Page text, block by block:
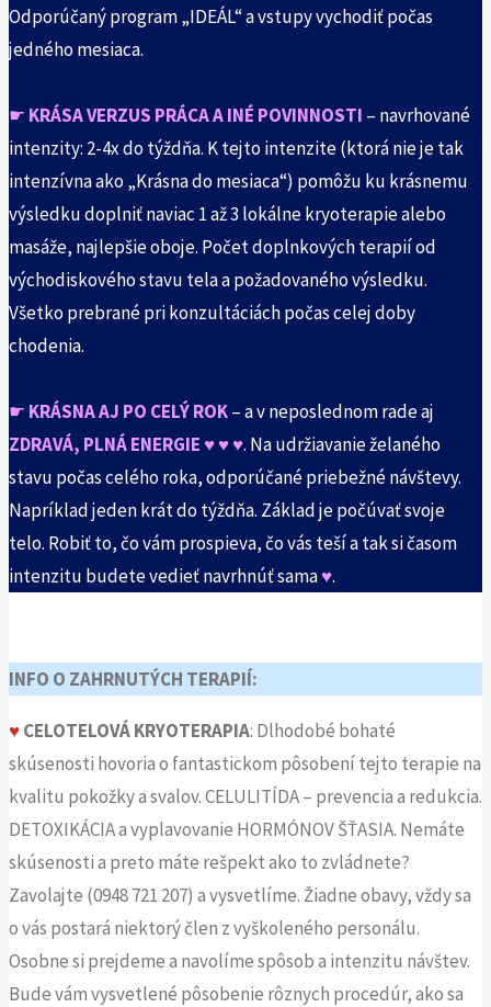
Odporúčaný program „IDEÁL“ a vstupy vychodiť počas
jedného mesiaca.
☛ KRÁSA VERZUS PRÁCA A INÉ POVINNOSTI – navrhované
intenzity: 2-4x do týždňa. K tejto intenzite (ktorá nie je tak
intenzívna ako „Krásna do mesiaca“) pomôžu ku krásnemu
výsledku doplniť naviac 1 až 3 lokálne kryoterapie alebo
masáže, najlepšie oboje. Počet doplnkových terapií od
východiskového stavu tela a požadovaného výsledku.
Všetko prebrané pri konzultáciách počas celej doby
chodenia.
☛ KRÁSNA AJ PO CELÝ ROK– a v neposlednom rade aj
ZDRAVÁ, PLNÁ ENERGIE ♥♥♥. Na udržiavanie želaného
stavu počas celého roka, odporúčané priebežné návštevy.
Napríklad jeden krát do týždňa. Základ je počúvať svoje
telo. Robiť to, čo vám prospieva, čo vás teší a tak si časom
intenzitu budete vedieť navrhnúť sama♥.
INFO O ZAHRNUTÝCH TERAPIÍ:
♥CELOTELOVÁ KRYOTERAPIA: Dlhodobé bohaté
skúsenosti hovoria o fantastickom pôsobení tejto terapie na
kvalitu pokožky a svalov. CELULITÍDA – prevencia a redukcia.
DETOXIKÁCIA a vyplavovanie HORMÓNOV ŠŤASIA. Nemáte
skúsenosti a preto máte rešpekt ako to zvládnete?
Zavolajte (0948 721 207) a vysvetlíme. Žiadne obavy, vždy sa
o vás postará niektorý člen z vyškoleného personálu.
Osobne si prejdeme a navolíme spôsob a intenzitu návštev.
Bude vám vysvetlené pôsobenie rôznych procedúr, ako sa